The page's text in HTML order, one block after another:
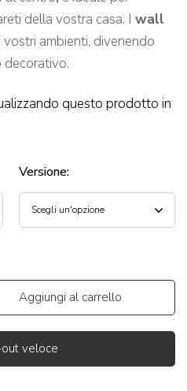
della vostra casa. I wall
vostri ambienti, divenendo
decorativo.
questo prodotto in
Versione:
Aggiungi al carrello
veloce